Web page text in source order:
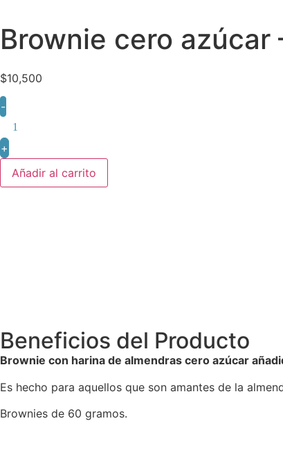
Brownie cero azúcar
$10,500
-
+
Añadir al carrito
Beneficios del Producto
Brownie con harina de almendras cero azúcar
Es hecho para aquellos que son amantes de la
Brownies de 60 gramos.